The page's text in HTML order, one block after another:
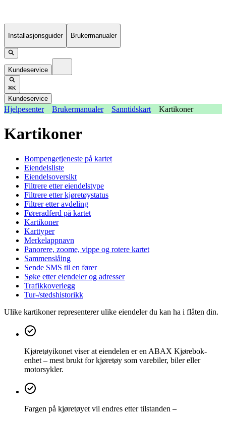
Installasjonsguider Brukermanualer
Kundeservice
⌘K
Kundeservice
Hjelpesenter Brukermanualer Sanntidskart Kartikoner
Kartikoner
Bompengetjeneste på kartet
Eiendelsliste
Eiendelsoversikt
Filtrere etter eiendelstype
Filtrere etter kjøretøystatus
Filtrer etter avdeling
Føreradferd på kartet
Kartikoner
Karttyper
Merkelappnavn
Panorere, zoome, vippe og rotere kartet
Sammenslåing
Sende SMS til en fører
Søke etter eiendeler og adresser
Trafikkoverlegg
Tur-/stedshistorikk
Ulike kartikoner representerer ulike eiendeler du kan ha i flåten din.
Kjøretøyikonet viser at eiendelen er en ABAX Kjørebok-
enhet – mest brukt for kjøretøy som varebiler, biler eller
motorsykler.
Fargen på kjøretøyet vil endres etter tilstanden –